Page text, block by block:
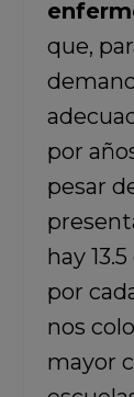
que,
por
pesar
hay
por
nos
mayor